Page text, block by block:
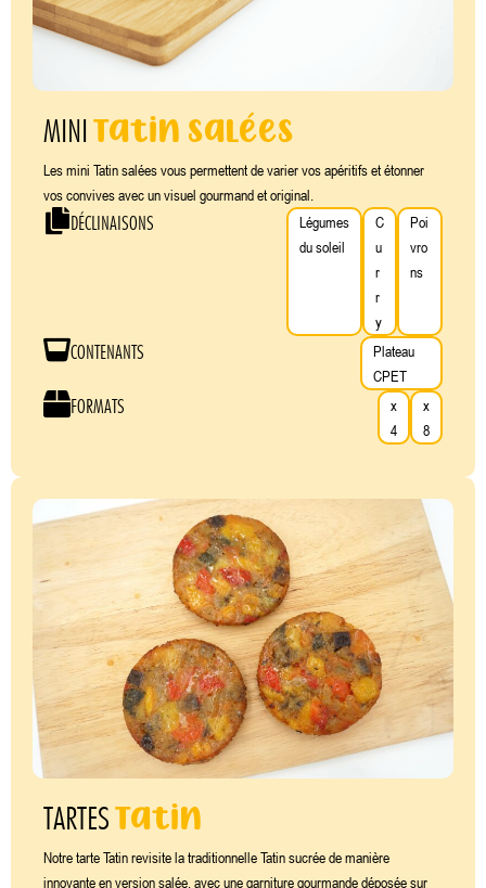
MINITatin salées
Les mini Tatin salées vous permettent de varier vos apéritifs et étonner
vos convives avec un visuel gourmand et original.
DÉCLINAISONS
Légumes
du soleil
C
u
r
r
y
Poi
vro
ns
CONTENANTS
Plateau
CPET
FORMATS
x
4
x
8
TARTESTatin
Notre tarte Tatin revisite la traditionnelle Tatin sucrée de manière
innovante en version salée, avec une garniture gourmande déposée sur